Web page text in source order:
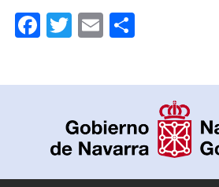
Facebook
Twitter
Email